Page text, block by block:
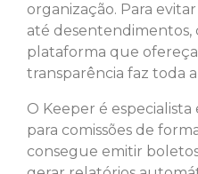
organização. Para
até desentendimentos,
plataforma que
transparência faz toda
O Keeper é
para comissões de
consegue emitir